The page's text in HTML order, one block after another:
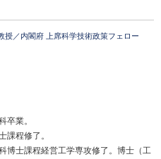
授／内閣府 上席科学技術政策フェロー
卒業。
課程修了。
博士課程経営工学専攻修了。博士（工